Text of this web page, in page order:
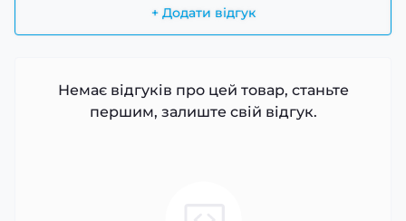
+ Додати відгук
Немає відгуків про цей товар, станьте
першим, залиште свій відгук.